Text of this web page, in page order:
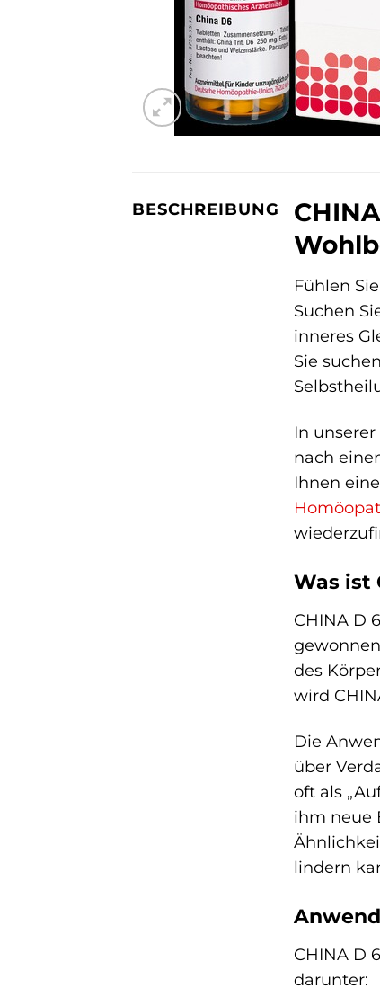
BESCHREIBUNG
Fühlen
Suchen
inneres
Sie
In
nach
Ihnen
Was ist
CHINA D
des
wird
Die
über
oft als
ihm neue
lindern
CHINA D
darunter: